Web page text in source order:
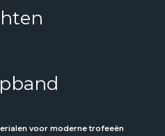
voor moderne trofeeën